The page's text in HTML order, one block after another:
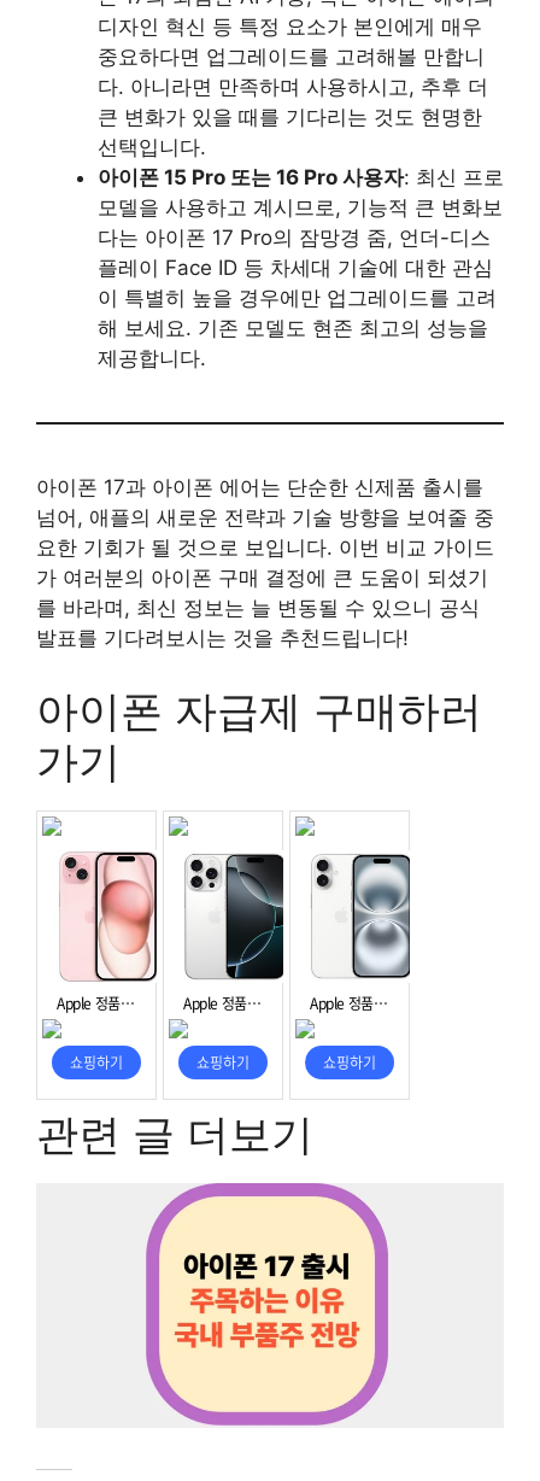
디자인 혁신 등 특정 요소가 본인에게 매우
중요하다면 업그레이드를 고려해볼 만합니
다. 아니라면 만족하며 사용하시고, 추후 더
큰 변화가 있을 때를 기다리는 것도 현명한
선택입니다.
아이폰 15 Pro 또는 16 Pro 사용자: 최신 프로
모델을 사용하고 계시므로, 기능적 큰 변화보
다는 아이폰 17 Pro의 잠망경 줌, 언더-디스
플레이 Face ID 등 차세대 기술에 대한 관심
이 특별히 높을 경우에만 업그레이드를 고려
해 보세요. 기존 모델도 현존 최고의 성능을
제공합니다.
아이폰 17과 아이폰 에어는 단순한 신제품 출시를
넘어, 애플의 새로운 전략과 기술 방향을 보여줄 중
요한 기회가 될 것으로 보입니다. 이번 비교 가이드
가 여러분의 아이폰 구매 결정에 큰 도움이 되셨기
를 바라며, 최신 정보는 늘 변동될 수 있으니 공식
발표를 기다려보시는 것을 추천드립니다!
아이폰 자급제 구매하러
가기
관련 글 더보기